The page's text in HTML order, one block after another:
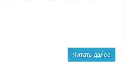
Читать далее